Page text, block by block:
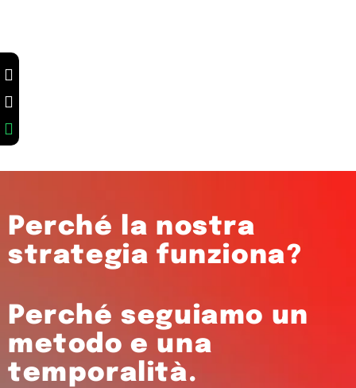
Perché la nostra
strategia funziona?
Perché seguiamo un
metodo e una
temporalità.